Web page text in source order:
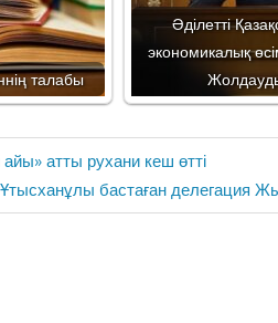
талабы
Әділетті
экономикалық
атты рухани кеш өтті
бастаған делегация